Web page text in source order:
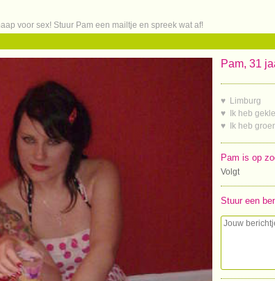
voor sex! Stuur Pam een mailtje en spreek wat af!
Pam, 31
♥ Limburg
♥ Ik heb
♥ Ik heb
Pam is op
Volgt
Stuur een